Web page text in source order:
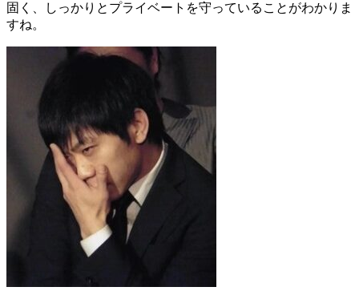
固く、しっかりとプライベートを守っていることがわかりま
すね。